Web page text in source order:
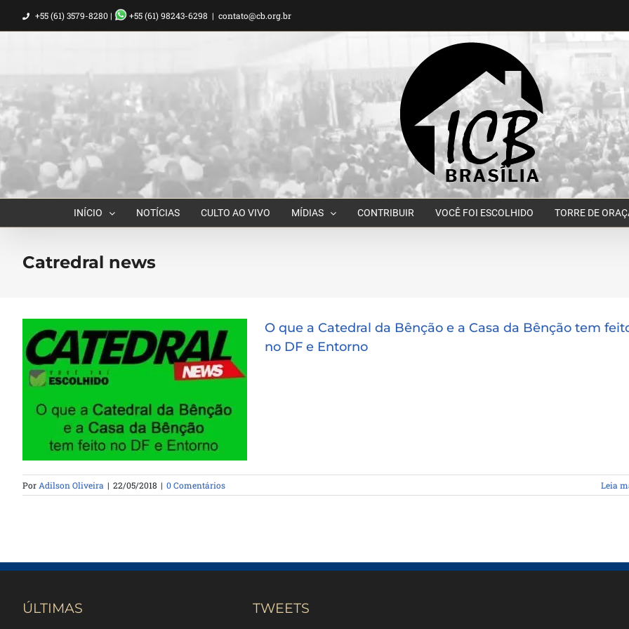
para
+55 (61) 3579-8280 | +55 (61) 98243-6298 | contato@cb.org.br
INÍCIO NOTÍCIAS CULTO AO VIVO MÍDIAS CONTRIBUIR VOCÊ FOI ESCOLHIDO TORRE DE
Catredral news
O que a Catedral da Bênção e a
e Entorno
O que a Catedral da Bênção e a Casa da Bênção tem
no DF e Entorno
Por Adilson Oliveira | 22/05/2018 | 0 Comentários Leia
ÚLTIMAS TWEETS